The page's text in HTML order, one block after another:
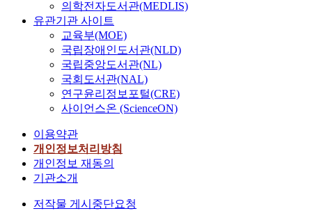
의학전자도서관(MEDLIS)
유관기관 사이트
교육부(MOE)
국립장애인도서관(NLD)
국립중앙도서관(NL)
국회도서관(NAL)
연구윤리정보포털(CRE)
사이언스온 (ScienceON)
이용약관
개인정보처리방침
개인정보 재동의
기관소개
저작물 게시중단요청